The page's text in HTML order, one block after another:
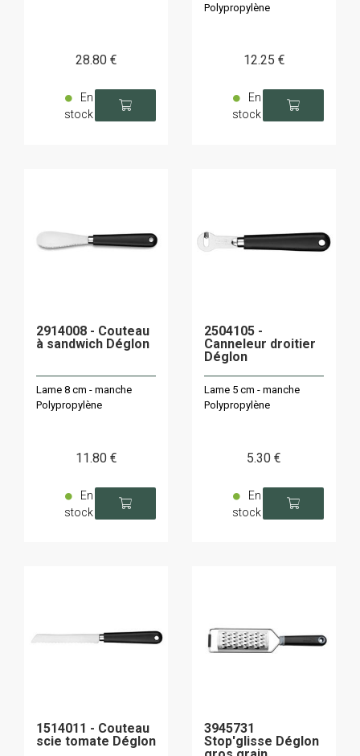
28.80 €
En
stock
Polypropylène
12.25 €
En
stock
2914008 - Couteau
à sandwich Déglon
Lame 8 cm - manche
Polypropylène
11.80 €
En
stock
2504105 -
Canneleur droitier
Déglon
Lame 5 cm - manche
Polypropylène
5.30 €
En
stock
1514011 - Couteau
scie tomate Déglon
3945731
Stop'glisse Déglon